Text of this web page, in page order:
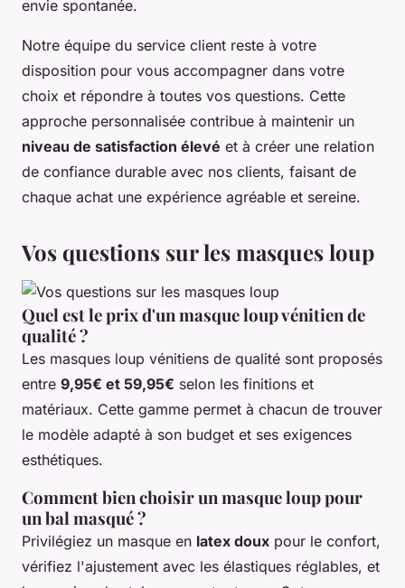
envie spontanée.
Notre équipe du service client reste à votre
disposition pour vous accompagner dans votre
choix et répondre à toutes vos questions. Cette
approche personnalisée contribue à maintenir un
niveau de satisfaction élevé et à créer une relation
de confiance durable avec nos clients, faisant de
chaque achat une expérience agréable et sereine.
Vos questions sur les masques loup
Quel est le prix d'un masque loup vénitien de
qualité ?
Les masques loup vénitiens de qualité sont proposés
entre 9,95€ et 59,95€ selon les finitions et
matériaux. Cette gamme permet à chacun de trouver
le modèle adapté à son budget et ses exigences
esthétiques.
Comment bien choisir un masque loup pour
un bal masqué ?
Privilégiez un masque en latex doux pour le confort,
vérifiez l'ajustement avec les élastiques réglables, et